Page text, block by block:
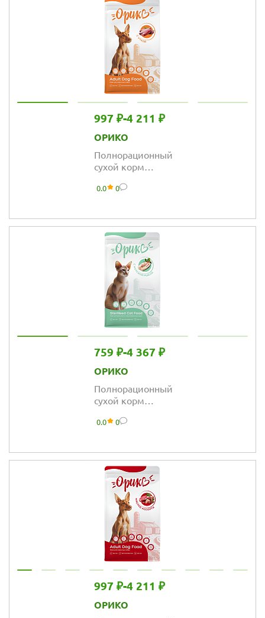
997 ₽-4 211 ₽
ОРИКО
Полнорационный
сухой корм
взрослых собак
0.0 0
759 ₽-4 367 ₽
ОРИКО
Полнорационный
сухой корм
взрослых
рыба
0.0 0
997 ₽-4 211 ₽
ОРИКО